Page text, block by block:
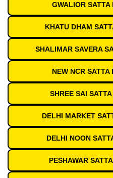
GWALIOR
KHATU DHAM
SHALIMAR SAVERA
NEW NCR
SHREE SAI
DELHI MARKET
DELHI NOON
PESHAWAR